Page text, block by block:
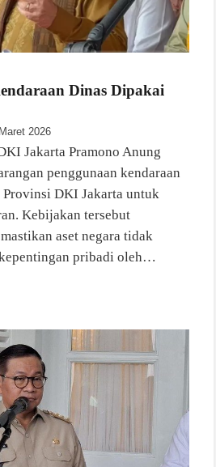
Dinas Dipakai
2026
Jakarta Pramono Anung
penggunaan kendaraan
DKI Jakarta untuk
Kebijakan tersebut
aset negara tidak
pribadi oleh…